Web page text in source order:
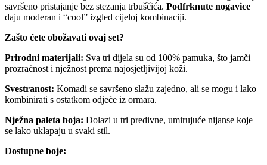
savršeno pristajanje bez stezanja trbuščića. Podfrknute nogavice
daju moderan i “cool” izgled cijeloj kombinaciji.
Zašto ćete obožavati ovaj set?
Prirodni materijali: Sva tri dijela su od 100% pamuka, što jamči
prozračnost i nježnost prema najosjetljivijoj koži.
Svestranost: Komadi se savršeno slažu zajedno, ali se mogu i lako
kombinirati s ostatkom odjeće iz ormara.
Nježna paleta boja: Dolazi u tri predivne, umirujuće nijanse koje
se lako uklapaju u svaki stil.
Dostupne boje: